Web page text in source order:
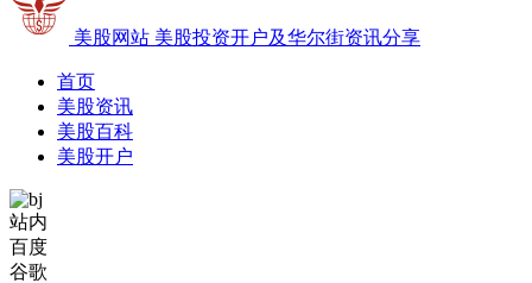
美股网站 美股投资开户及华尔街资讯分享
首页
美股资讯
美股百科
美股开户
站内
百度
谷歌